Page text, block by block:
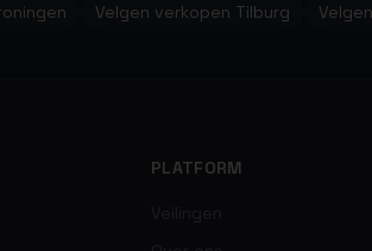
Velgen verkopen Tilburg
PLATFORM